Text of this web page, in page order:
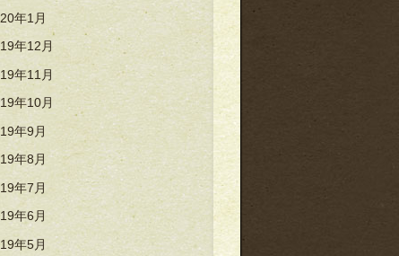
年1月
年12月
年11月
年10月
年9月
年8月
年7月
年6月
年5月